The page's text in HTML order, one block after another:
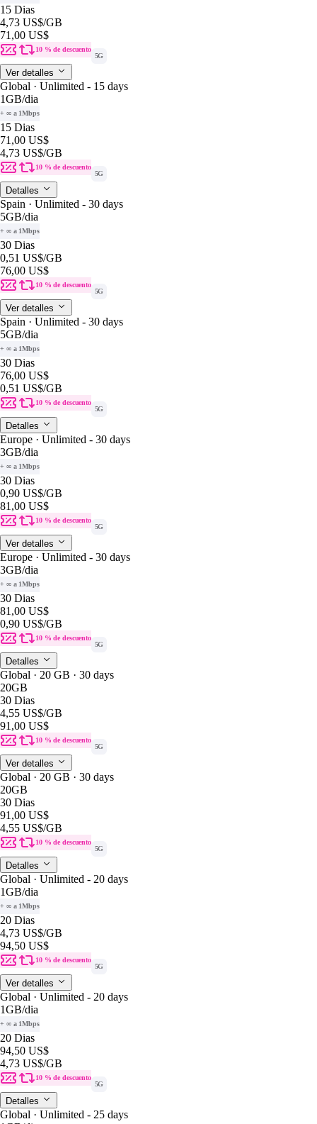
15 Dias
4,73 US$/GB
71,00 US$
10 % de descuento
5G
Ver detalles
Global · Unlimited - 15 days
1GB/dia
+ ∞ a 1Mbps
15 Dias
71,00 US$
4,73 US$/GB
10 % de descuento
5G
Detalles
Spain · Unlimited - 30 days
5GB/dia
+ ∞ a 1Mbps
30 Dias
0,51 US$/GB
76,00 US$
10 % de descuento
5G
Ver detalles
Spain · Unlimited - 30 days
5GB/dia
+ ∞ a 1Mbps
30 Dias
76,00 US$
0,51 US$/GB
10 % de descuento
5G
Detalles
Europe · Unlimited - 30 days
3GB/dia
+ ∞ a 1Mbps
30 Dias
0,90 US$/GB
81,00 US$
10 % de descuento
5G
Ver detalles
Europe · Unlimited - 30 days
3GB/dia
+ ∞ a 1Mbps
30 Dias
81,00 US$
0,90 US$/GB
10 % de descuento
5G
Detalles
Global · 20 GB · 30 days
20GB
30 Dias
4,55 US$/GB
91,00 US$
10 % de descuento
5G
Ver detalles
Global · 20 GB · 30 days
20GB
30 Dias
91,00 US$
4,55 US$/GB
10 % de descuento
5G
Detalles
Global · Unlimited - 20 days
1GB/dia
+ ∞ a 1Mbps
20 Dias
4,73 US$/GB
94,50 US$
10 % de descuento
5G
Ver detalles
Global · Unlimited - 20 days
1GB/dia
+ ∞ a 1Mbps
20 Dias
94,50 US$
4,73 US$/GB
10 % de descuento
5G
Detalles
Global · Unlimited - 25 days